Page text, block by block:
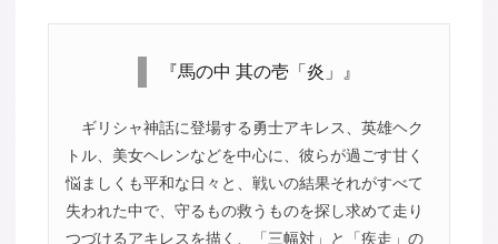
『馬の中 其の壱「炎」』
ギリシャ神話に登場する勇士アキレス、英雄ヘク
トル、美女ヘレンなどを中心に、彼らが過ごす甘く
悩ましくも平和な日々と、戦いの結果それがすべて
失われた中で、守るもの救うものを探し求めて走り
つづけるアキレスを描く、「三幅対」と「疾走」の